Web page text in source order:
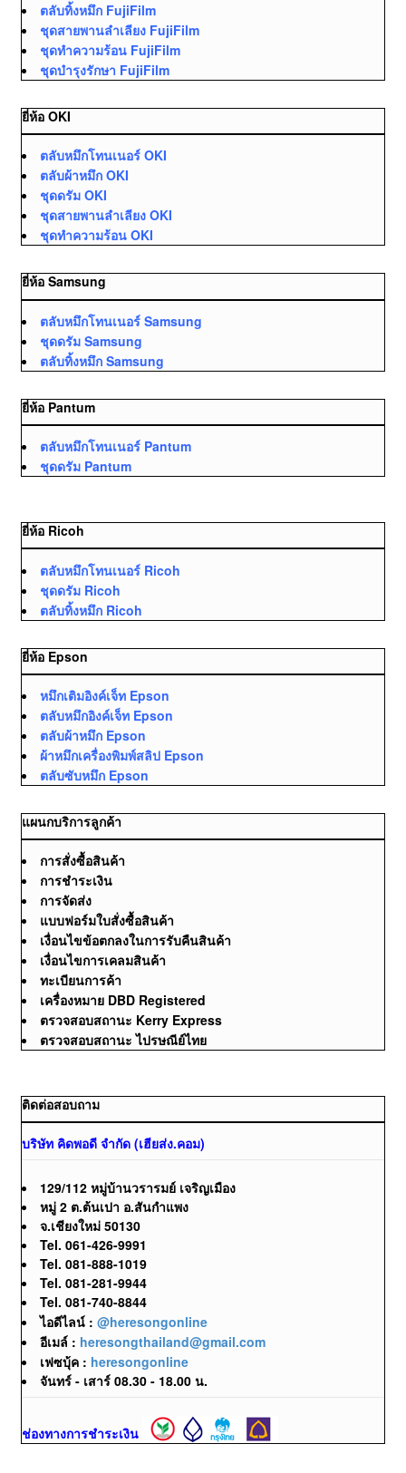
ตลับทิ้งหมึก FujiFilm
ชุดสายพานลำเลียง FujiFilm
ชุดทำความร้อน FujiFilm
ชุดบำรุงรักษา FujiFilm
ยี่ห้อ OKI
ตลับหมึกโทนเนอร์ OKI
ตลับผ้าหมึก OKI
ชุดดรัม OKI
ชุดสายพานลำเลียง OKI
ชุดทำความร้อน OKI
ยี่ห้อ Samsung
ตลับหมึกโทนเนอร์ Samsung
ชุดดรัม Samsung
ตลับทิ้งหมึก Samsung
ยี่ห้อ Pantum
ตลับหมึกโทนเนอร์ Pantum
ชุดดรัม Pantum
ยี่ห้อ Ricoh
ตลับหมึกโทนเนอร์ Ricoh
ชุดดรัม Ricoh
ตลับทิ้งหมึก Ricoh
ยี่ห้อ Epson
หมึกเติมอิงค์เจ็ท Epson
ตลับหมึกอิงค์เจ็ท Epson
ตลับผ้าหมึก Epson
ผ้าหมึกเครื่องพิมพ์สลิป Epson
ตลับซับหมึก Epson
แผนกบริการลูกค้า
การสั่งซื้อสินค้า
การชำระเงิน
การจัดส่ง
แบบฟอร์มใบสั่งซื้อสินค้า
เงื่อนไขข้อตกลงในการรับคืนสินค้า
เงื่อนไขการเคลมสินค้า
ทะเบียนการค้า
เครื่องหมาย DBD Registered
ตรวจสอบสถานะ Kerry Express
ตรวจสอบสถานะ ไปรษณีย์ไทย
ติดต่อสอบถาม
บริษัท คิดพอดี จำกัด (เฮียส่ง.คอม)
129/112 หมู่บ้านวรารมย์ เจริญเมือง
หมู่ 2 ต.ต้นเปา อ.สันกำแพง
จ.เชียงใหม่ 50130
Tel. 061-426-9991
Tel. 081-888-1019
Tel. 081-281-9944
Tel. 081-740-8844
ไอดีไลน์ : @heresongonline
อีเมล์ : heresongthailand@gmail.com
เฟซบุ้ค : heresongonline
จันทร์ - เสาร์ 08.30 - 18.00 น.
ช่องทางการชำระเงิน